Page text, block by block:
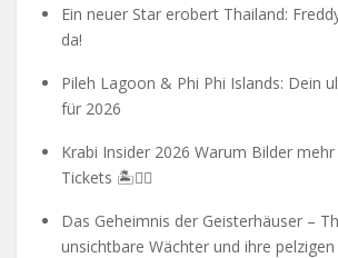
Ein neuer Star erobert Thailand:
da!
Pileh Lagoon & Phi Phi Islands: Dein
für 2026
Krabi Insider 2026 Warum Bilder
Tickets 🏝️🧗‍♂️
Das Geheimnis der Geisterhäuser –
unsichtbare Wächter und ihre pelzigen